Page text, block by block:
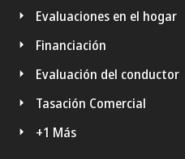
Evaluaciones en el hogar
Financiación
Evaluación del conductor
Tasación Comercial
+1 Más